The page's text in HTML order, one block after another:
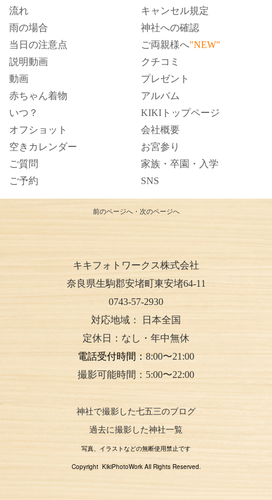
流れ
雨の場合
当日の注意点
説明動画
動画
赤ちゃん着物
いつ？
オフショット
空きカレンダー
ご質問
ご予約
キャンセル規定
神社への確認
ご両親様へ"NEW"
クチコミ
プレゼント
アルバム
KIKIトップページ
会社概要
お宮参り
家族・卒園・入学
SNS
前のページへ・ 次のページへ
キキフォトワークス株式会社
奈良県生駒郡安堵町東安堵64-11
0743-57-2930
対応地域：
日本全国
定休日：なし・年中無休
電話受付時間： 8:00〜21:00
撮影可能時間：5:00〜22:00
神社で撮影した七五三のブログ
過去に撮影した神社一覧
写真、イラストなどの無断使用禁止です
Copyright KikiPhotoWork All Rights Reserved.